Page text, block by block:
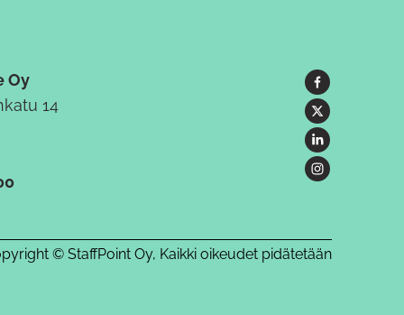
Oy
14
© StaffPoint Oy, Kaikki oikeudet pidätetään